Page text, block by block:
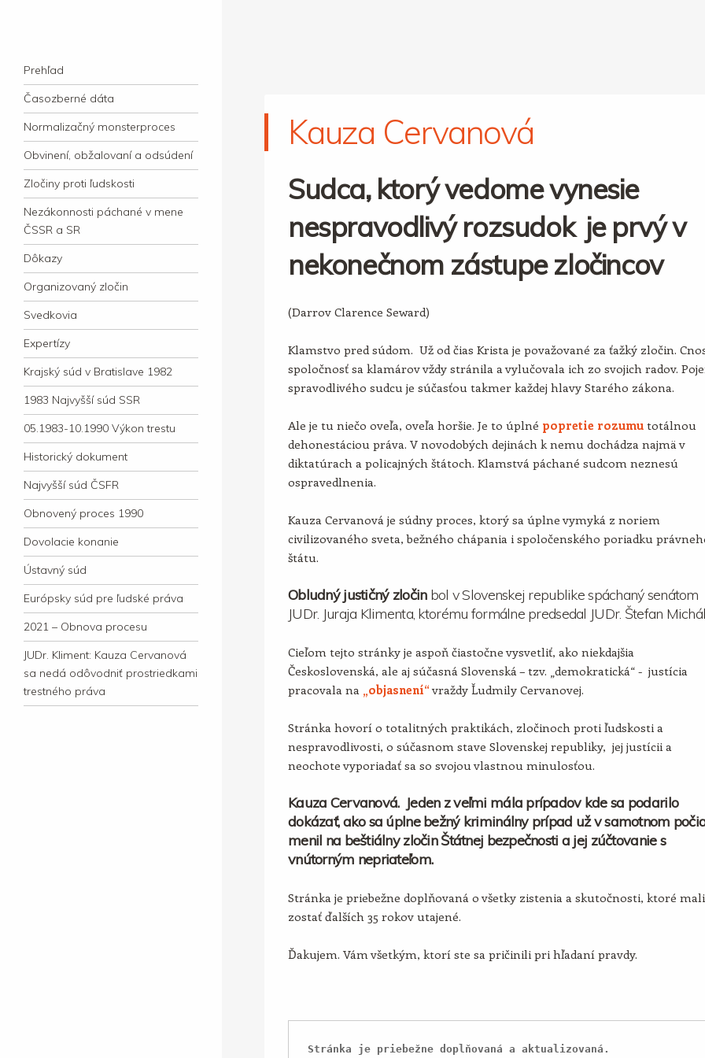
súdny proces v dejnách slovenskej justície
Navigation
Skip to content
Prehľad
Časozberné dáta
Normalizačný monsterproces
Obvinení, obžalovaní a odsúdení
Zločiny proti ľudskosti
Nezákonnosti páchané v mene
ČSSR a SR
Dôkazy
Organizovaný zločin
Svedkovia
Expertízy
Krajský súd v Bratislave 1982
1983 Najvyšší súd SSR
05.1983-10.1990 Výkon trestu
Historický dokument
Najvyšší súd ČSFR
Obnovený proces 1990
Dovolacie konanie
Ústavný súd
Európsky súd pre ľudské práva
2021 – Obnova procesu
JUDr. Kliment: Kauza Cervanová
sa nedá odôvodniť prostriedkami
trestného práva
Kauza Cervanová
Sudca, ktorý vedome vynesie
nespravodlivý rozsudok je prvý v
nekonečnom zástupe zločincov
(Darrov Clarence Seward)
Klamstvo pred súdom. Už od čias Krista je považované za ťažký zločin.
spoločnosť sa klamárov vždy stránila a vylučovala ich zo svojich radov.
spravodlivého sudcu je súčasťou takmer každej hlavy Starého zákona.
Ale je tu niečo oveľa, oveľa horšie. Je to úplné popretie rozumu totálnou
dehonestáciou práva. V novodobých dejinách k nemu dochádza najmä v
diktatúrach a policajných štátoch. Klamstvá páchané sudcom neznesú
ospravedlnenia.
Kauza Cervanová je súdny proces, ktorý sa úplne vymyká z noriem
civilizovaného sveta, bežného chápania i spoločenského poriadku
štátu.
Obludný justičný zločin bol v Slovenskej republike spáchaný senátom
JUDr. Juraja Klimenta, ktorému formálne predsedal JUDr. Štefan
Cieľom tejto stránky je aspoň čiastočne vysvetliť, ako niekdajšia
Československá, ale aj súčasná Slovenská – tzv. „demokratická“ - justícia
pracovala na „objasnení“vraždy Ľudmily Cervanovej.
Stránka hovorí o totalitných praktikách, zločinoch proti ľudskosti a
nespravodlivosti, o súčasnom stave Slovenskej republiky, jej justícii a
neochote vyporiadať sa so svojou vlastnou minulosťou.
Kauza Cervanová. Jeden z veľmi mála prípadov kde sa podarilo
dokázať, ako sa úplne bežný kriminálny prípad už v samotnom
menil na beštiálny zločin Štátnej bezpečnosti a jej zúčtovanie s
vnútorným nepriateľom.
Stránka je priebežne doplňovaná o všetky zistenia a skutočnosti, ktoré mali
zostať ďalších 35 rokov utajené.
Ďakujem. Vám všetkým, ktorí ste sa pričinili pri hľadaní pravdy.
Stránka je priebežne doplňovaná a aktualizovaná.